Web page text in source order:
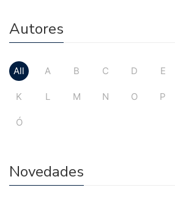
Autores
All A B C D E
K L M N O P
Ó
Novedades